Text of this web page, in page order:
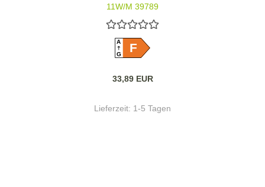
11W/M 39789
A
GF
33,89 EUR
Lieferzeit: 1-5 Tagen